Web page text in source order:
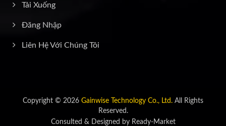
Tải Xuống
Đăng Nhập
Liên Hệ Với Chúng Tôi
Copyright © 2026 Gainwise Technology Co., Ltd. All Rights
Reserved.
Consulted & Designed by Ready-Market